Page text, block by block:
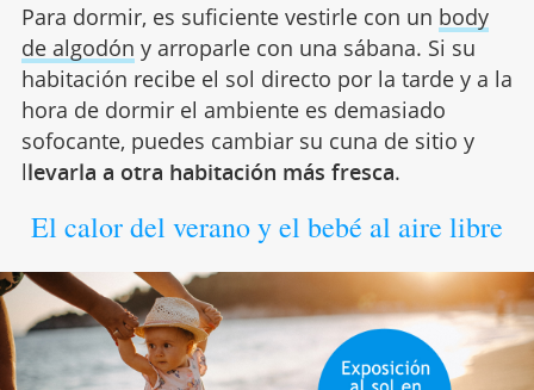
Para dormir, es suficiente vestirle con un body
de algodón y arroparle con una sábana. Si su
habitación recibe el sol directo por la tarde y a la
hora de dormir el ambiente es demasiado
sofocante, puedes cambiar su cuna de sitio y
llevarla a otra habitación más fresca.
El calor del verano y el bebé al aire libre